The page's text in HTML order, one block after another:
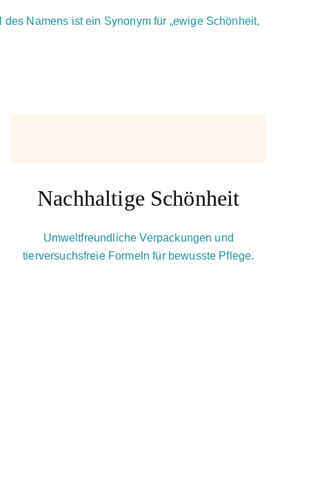
Namens ist ein Synonym für „ewige Schönheit,
Nachhaltige Schönheit
Umweltfreundliche Verpackungen und
tierversuchsfreie Formeln für bewusste Pflege.